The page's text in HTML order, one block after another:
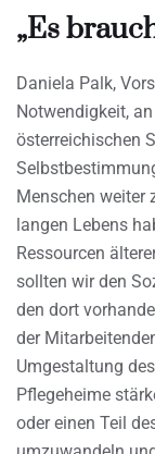
„Es
Daniela Palk,
Notwendigkeit,
österreichischen
Menschen weiter
langen Lebens
Ressourcen
sollten wir den
den dort
der
Umgestaltung
Pflegeheime
oder einen Teil